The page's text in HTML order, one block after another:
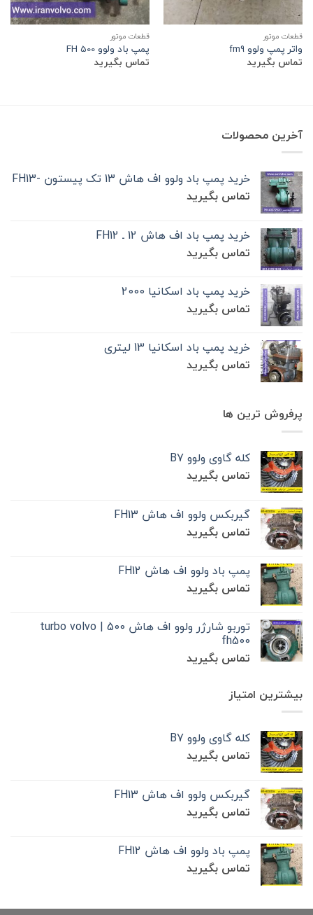
قطعات موتور
واتر پمپ ولوو fm9
تماس بگیرید
قطعات موتور
پمپ باد ولوو 500 FH
تماس بگیرید
آخرین محصولات
خرید پمپ باد ولوو اف هاش 13 تک‌ پیستون -FH13
تماس بگیرید
خرید پمپ باد اف هاش 12 ـ FH12
تماس بگیرید
خرید پمپ باد اسکانیا 2000
تماس بگیرید
خرید پمپ باد اسکانیا 13 لیتری
تماس بگیرید
پرفروش ترین ها
کله گاوی ولوو B7
تماس بگیرید
گیربکس ولوو اف هاش FH13
تماس بگیرید
پمپ باد ولوو اف هاش FH12
تماس بگیرید
توربو شارژر ولوو اف هاش 500 | turbo volvo
fh500
تماس بگیرید
بیشترین امتیاز
کله گاوی ولوو B7
تماس بگیرید
گیربکس ولوو اف هاش FH13
تماس بگیرید
پمپ باد ولوو اف هاش FH12
تماس بگیرید